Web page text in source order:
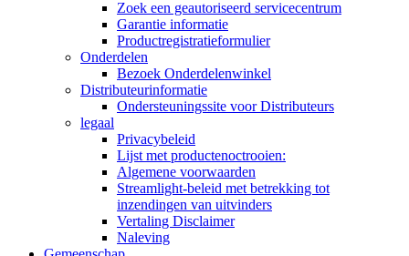
Zoek een geautoriseerd servicecentrum
Garantie informatie
Productregistratieformulier
Onderdelen
Bezoek Onderdelenwinkel
Distributeurinformatie
Ondersteuningssite voor Distributeurs
legaal
Privacybeleid
Lijst met productenoctrooien:
Algemene voorwaarden
Streamlight-beleid met betrekking tot
inzendingen van uitvinders
Vertaling Disclaimer
Naleving